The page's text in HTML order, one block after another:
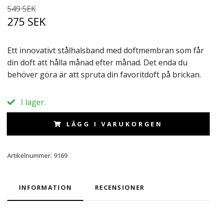
549 SEK
275 SEK
Ett innovativt stålhalsband med doftmembran som får
din doft att hålla månad efter månad. Det enda du
behöver göra är att spruta din favoritdoft på brickan.
I lager.
LÄGG I VARUKORGEN
Artikelnummer: 9169
INFORMATION RECENSIONER